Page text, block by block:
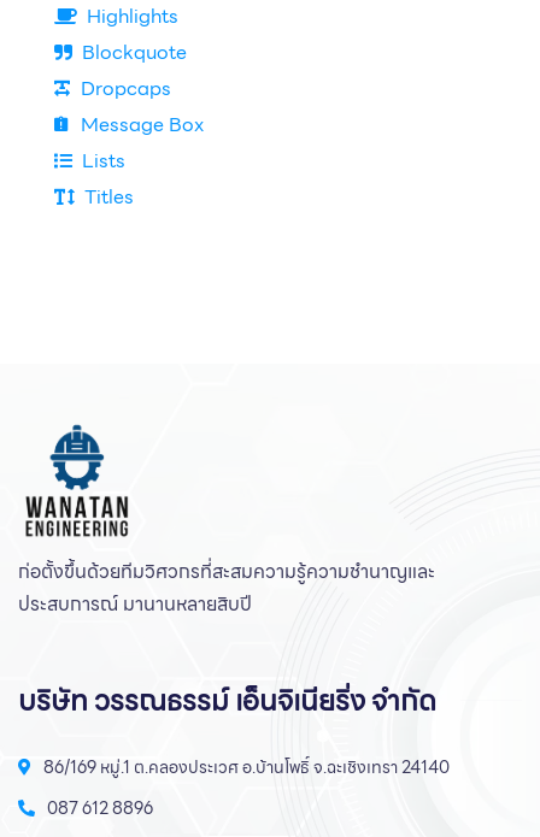
Highlights
Blockquote
Dropcaps
Message Box
Lists
Titles
ก่อตั้งขึ้นด้วยทีมวิศวกรที่สะสมความรู้ความชํานาญและ
ประสบการณ์ มานานหลายสิบปี
บริษัท วรรณธรรม์ เอ็นจิเนียริ่ง จำกัด
86/169 หมู่.1 ต.คลองประเวศ อ.บ้านโพธิ์ จ.ฉะเชิงเทรา 24140
087 612 8896